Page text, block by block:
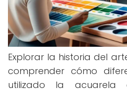
Explorar la historia del
comprender cómo
utilizado la acuarela